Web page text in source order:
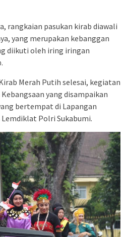
rangkaian pasukan kirab diawali
yang merupakan kebanggan
diikuti oleh iring iringan
Merah Putih selesai, kegiatan
yang disampaikan
bertempat di Lapangan
Polri Sukabumi.